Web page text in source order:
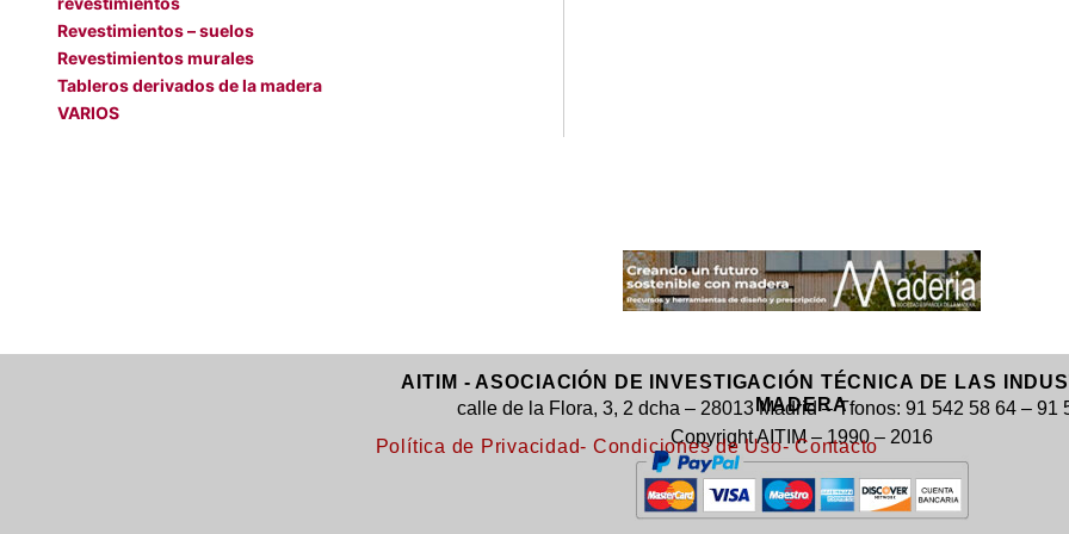
Revestimientos – suelos
Revestimientos murales
Tableros derivados de la madera
VARIOS
AITIM - ASOCIACIÓN DE INVESTIGACIÓN TÉCNICA DE LAS
MADERA
calle de la Flora, 3, 2 dcha – 28013 Madrid – Tfonos: 91 542 58 64 – 91
Copyright AITIM – 1990 – 2016
Política de Privacidad- Condiciones de Uso- Contacto